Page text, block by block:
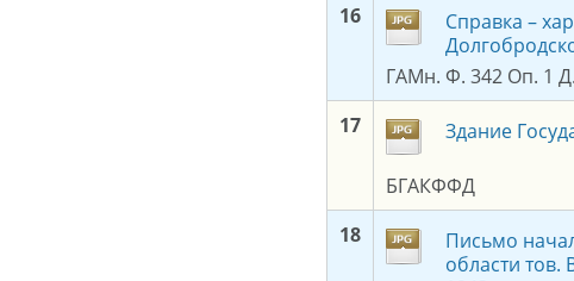
16
Справка –
ГАМн. Ф. 342 Оп. 1
17 Здание
БГАКФФД
18
Письмо
области